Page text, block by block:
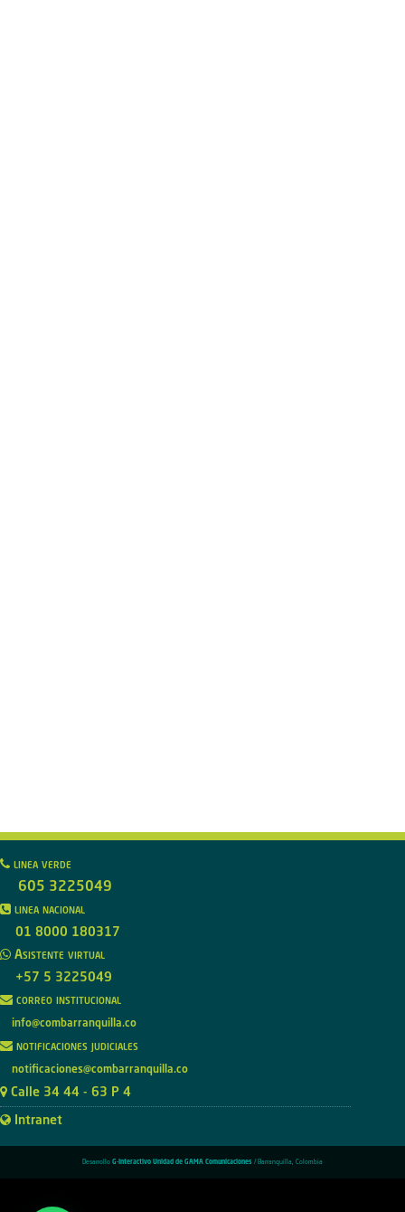
linea verde
605 3225049
linea nacional
01 8000 180317
Asistente virtual
+57 5 3225049
correo institucional
info@combarranquilla.co
notificaciones judiciales
notificaciones@combarranquilla.co
Calle 34 44 - 63 P 4
Intranet
Desarrollo G-Interactivo Unidad de GAMA Comunicaciones / Barranquilla, Colombia